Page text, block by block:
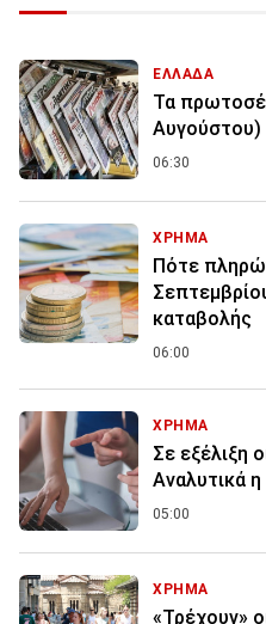
ΕΛΛΑΔΑ
Τα
Αυγούστου)
06:30
ΧΡΗΜΑ
Πότε
καταβολής
06:00
ΧΡΗΜΑ
Σε εξέλιξη
Αναλυτικά η
05:00
ΧΡΗΜΑ
«Τρέχουν»